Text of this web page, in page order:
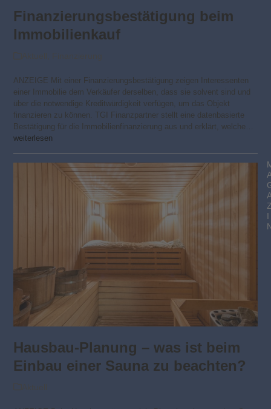
Finanzierungsbestätigung beim
Immobilienkauf
ANZEIGE Mit einer Finanzierungsbestätigung zeigen Interessenten
einer Immobilie dem Verkäufer derselben, dass sie solvent sind und
über die notwendige Kreditwürdigkeit verfügen, um das Objekt
finanzieren zu können. TGI Finanzpartner stellt eine datenbasierte
Bestätigung für die Immobilienfinanzierung aus und erklärt, welche…
weiterlesen
Hausbau-Planung – was ist beim
Einbau einer Sauna zu beachten?
I